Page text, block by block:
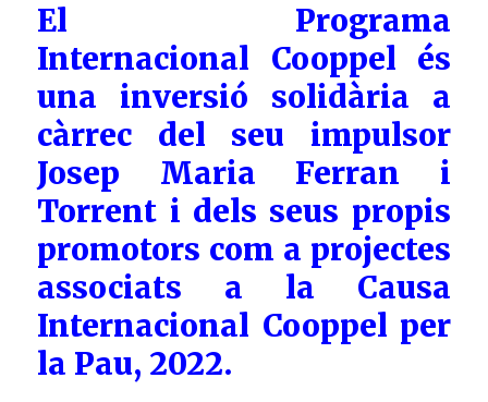
El Programa
Internacional Cooppel és
una inversió solidària a
càrrec del seu impulsor
Josep Maria Ferran i
Torrent i dels seus propis
promotors com a projectes
associats a la Causa
Internacional Cooppel per
la Pau, 2022.